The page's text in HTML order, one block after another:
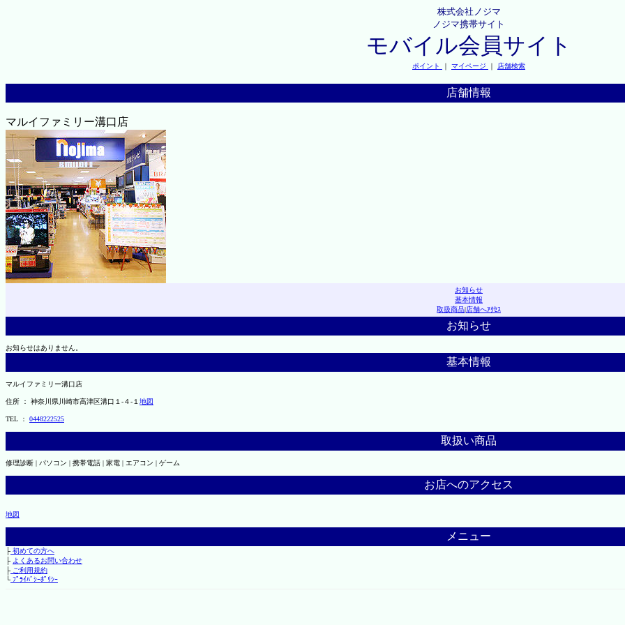
株式会社ノジマ
ノジマ携帯サイト
モバイル会員サイト
ポイント ｜ マイページ ｜ 店舗検索
店舗情報
マルイファミリー溝口店
お知らせ
基本情報
取扱商品|店舗へｱｸｾｽ
お知らせ
お知らせはありません。
基本情報
マルイファミリー溝口店
住所 ： 神奈川県川崎市高津区溝口１-４-１ 地図
TEL ： 0448222525
取扱い商品
修理診断 | パソコン | 携帯電話 | 家電 | エアコン | ゲーム
お店へのアクセス
地図
メニュー
├初めての方へ
├ よくあるお問い合わせ
├ご利用規約
└ﾌﾟﾗｲﾊﾞｼｰﾎﾟﾘｼｰ